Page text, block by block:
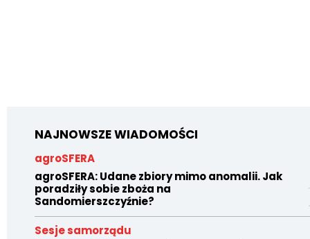
NAJNOWSZE WIADOMOŚCI
agroSFERA
agroSFERA: Udane zbiory mimo anomalii. Jak
poradziły sobie zboża na
Sandomierszczyźnie?
Sesje samorządu